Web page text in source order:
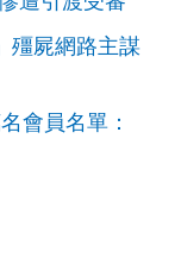
殭屍網路主謀
會員名單：